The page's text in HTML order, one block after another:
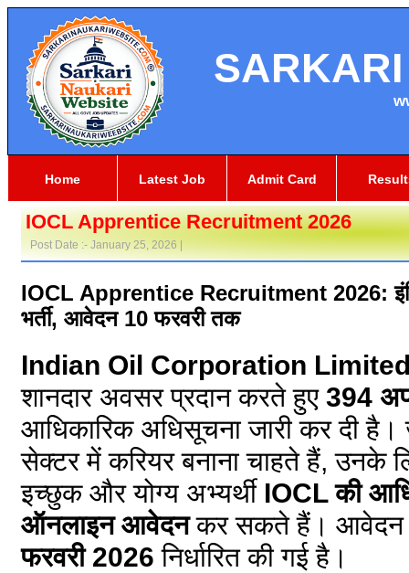
Home Latest Job Admit Card
IOCL Apprentice Recruitment 2026
Post Date :- January 25, 2026 |
IOCL Apprentice Recruitment 2026:
भर्ती, आवेदन 10 फरवरी तक
Indian Oil Corporation
शानदार अवसर प्रदान करते हुए 394
आधिकारिक अधिसूचना जारी कर दी है।
सेक्टर में करियर बनाना चाहते हैं, उनके
इच्छुक और योग्य अभ्यर्थी IOCL की
ऑनलाइन आवेदनकर सकते हैं। आवेदन
फरवरी 2026 निर्धारित की गई है।